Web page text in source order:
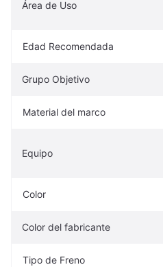
Área de Uso
Edad Recomendada
Grupo Objetivo
Material del marco
Equipo
Color
Color del fabricante
Tipo de Freno